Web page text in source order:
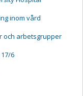
inom vård
och arbetsgrupper
6